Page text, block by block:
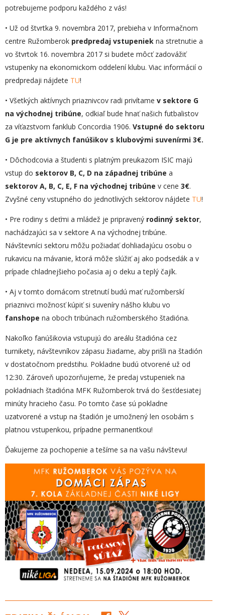
potrebujeme podporu každého z vás!
• Už od štvrtka 9. novembra 2017, prebieha v Informačnom
centre Ružomberok predpredaj vstupeniek na stretnutie a
vo štvrtok 16. novembra 2017 si budete môcť zadovážiť
vstupenky na ekonomickom oddelení klubu. Viac informácií o
predpredaji nájdete TU!
• Všetkých aktívnych priaznivcov radi privítame v sektore G
na východnej tribúne, odkiaľ bude hnať našich futbalistov
za víťazstvom fanklub Concordia 1906. Vstupné do sektoru
G je pre aktívnych fanúšikov s klubovými suvenírmi 3€.
• Dôchodcovia a študenti s platným preukazom ISIC majú
vstup do sektorov B, C, D na západnej tribúne a
sektorov A, B, C, E, F na východnej tribúne v cene 3€.
Zvyšné ceny vstupného do jednotlivých sektorov nájdete TU!
• Pre rodiny s deťmi a mládež je pripravený rodinný sektor,
nachádzajúci sa v sektore A na východnej tribúne.
Návštevníci sektoru môžu požiadať dohliadajúcu osobu o
rukavicu na mávanie, ktorá môže slúžiť aj ako podsedák a v
prípade chladnejšieho počasia aj o deku a teplý čajík.
• Aj v tomto domácom stretnutí budú mať ružomberskí
priaznivci možnosť kúpiť si suveníry nášho klubu vo
fanshope na oboch tribúnach ružomberského štadióna.
Nakoľko fanúšikovia vstupujú do areálu štadióna cez
turnikety, návštevníkov zápasu žiadame, aby prišli na štadión
v dostatočnom predstihu. Pokladne budú otvorené už od
12:30. Zároveň upozorňujeme, že predaj vstupeniek na
pokladniach štadióna MFK Ružomberok trvá do šesťdesiatej
minúty hracieho času. Po tomto čase sú pokladne
uzatvorené a vstup na štadión je umožnený len osobám s
platnou vstupenkou, prípadne permanentkou!
Ďakujeme za pochopenie a tešíme sa na vašu návštevu!